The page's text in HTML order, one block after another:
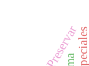
Preservar